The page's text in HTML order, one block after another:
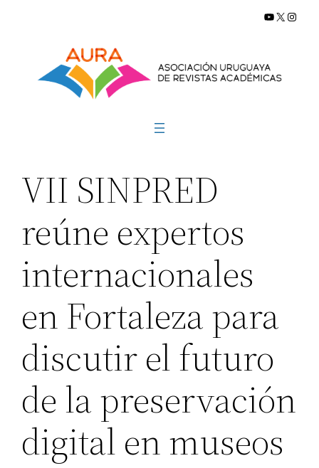
contenido
YouTube
X
VII SINPRED
reúne expertos
internacionales
en Fortaleza para
discutir el futuro
de la preservación
digital en museos